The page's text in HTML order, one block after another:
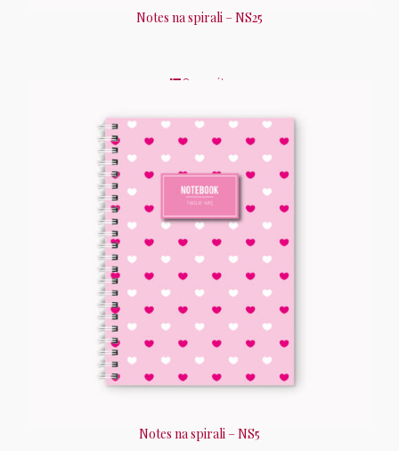
Notes na spirali – NS25
Szczegóły
Notes na spirali – NS5